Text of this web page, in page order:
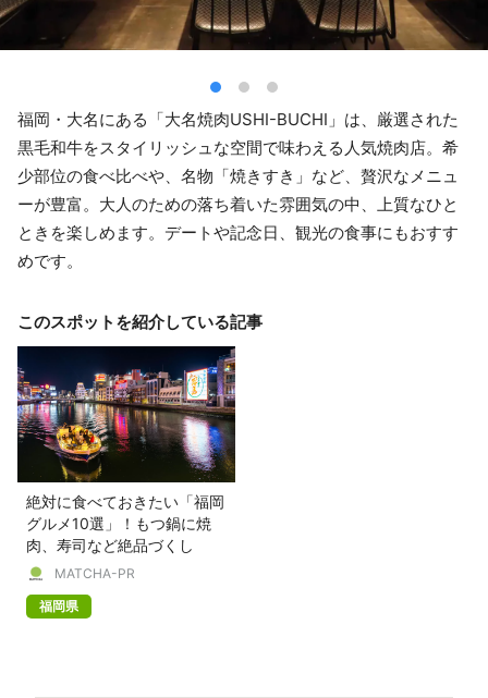
福岡・大名にある「大名焼肉USHI-BUCHI」は、厳選された
黒毛和牛をスタイリッシュな空間で味わえる人気焼肉店。希
少部位の食べ比べや、名物「焼きすき」など、贅沢なメニュ
ーが豊富。大人のための落ち着いた雰囲気の中、上質なひと
ときを楽しめます。デートや記念日、観光の食事にもおすす
めです。
このスポットを紹介している記事
絶対に食べておきたい「福岡
グルメ10選」！もつ鍋に焼
肉、寿司など絶品づくし
MATCHA-PR
福岡県